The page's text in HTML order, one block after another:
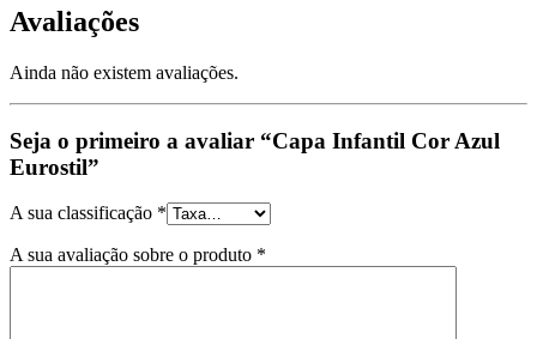
Avaliações
Ainda não existem avaliações.
Seja o primeiro a avaliar “Capa Infantil Cor Azul
Eurostil”
A sua classificação *
A sua avaliação sobre o produto *